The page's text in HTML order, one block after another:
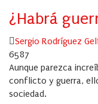
¿Habrá
Author
Sergio Rodríguez
6587
Aunque parezca
conflicto y guerra,
sociedad.